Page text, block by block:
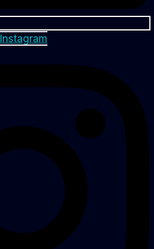
Instagram